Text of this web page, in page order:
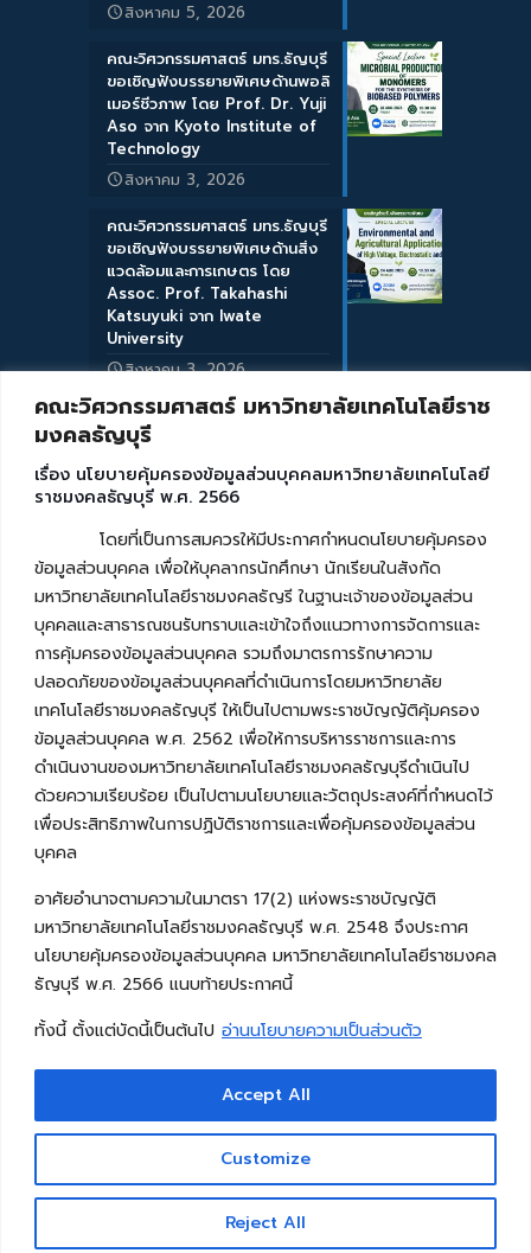
คณะวิศวกรรมศาสตร์ มหาวิทยาลัยเทคโนโลยีราช
มงคลธัญบุรี
เรื่อง นโยบายคุ้มครองข้อมูลส่วนบุคคลมหาวิทยาลัยเทคโนโลยี
ราชมงคลธัญบุรี พ.ศ. 2566
โดยที่เป็นการสมควรให้มีประกาศกำหนดนโยบายคุ้มครอง
ข้อมูลส่วนบุคคล เพื่อให้บุคลากรนักศึกษา นักเรียนในสังกัด
มหาวิทยาลัยเทคโนโลยีราชมงคลธัญรี ในฐานะเจ้าของข้อมูลส่วน
บุคคลและสาธารณชนรับทราบและเข้าใจถึงแนวทางการจัดการและ
การคุ้มครองข้อมูลส่วนบุคคล รวมถึงมาตรการรักษาความ
ปลอดภัยของข้อมูลส่วนบุคคลที่ดำเนินการโดยมหาวิทยาลัย
เทคโนโลยีราชมงคลธัญบุรี ให้เป็นไปตามพระราชบัญญัติคุ้มครอง
ข้อมูลส่วนบุคคล พ.ศ. 2562 เพื่อให้การบริหารราชการและการ
ดำเนินงานของมหาวิทยาลัยเทคโนโลยีราชมงคลธัญบุรีดำเนินไป
ด้วยความเรียบร้อย เป็นไปตามนโยบายและวัตถุประสงค์ที่กำหนดไว้
เพื่อประสิทธิภาพในการปฏิบัติราชการและเพื่อคุ้มครองข้อมูลส่วน
บุคคล
อาศัยอำนาจตามความในมาตรา 17(2) แห่งพระราชบัญญัติ
มหาวิทยาลัยเทคโนโลยีราชมงคลธัญบุรี พ.ศ. 2548 จึงประกาศ
นโยบายคุ้มครองข้อมูลส่วนบุคคล มหาวิทยาลัยเทคโนโลยีราชมงคล
ธัญบุรี พ.ศ. 2566 แนบท้ายประกาศนี้
ทั้งนี้ ตั้งแต่บัดนี้เป็นต้นไป อ่านนโยบายความเป็นส่วนตัว
Customize
Reject All
Accept All
สิงหาคม 5, 2026
คณะวิศวกรรมศาสตร์ มทร.ธัญบุรี
ขอเชิญฟังบรรยายพิเศษด้านพอลิ
เมอร์ชีวภาพ โดย Prof. Dr. Yuji
Aso จาก Kyoto Institute of
Technology
สิงหาคม 3, 2026
คณะวิศวกรรมศาสตร์ มทร.ธัญบุรี
ขอเชิญฟังบรรยายพิเศษด้านสิ่ง
แวดล้อมและการเกษตร โดย
Assoc. Prof. Takahashi
Katsuyuki จาก Iwate
University
สิงหาคม 3, 2026
Copyright © 2026 คณะวิศวกรรมศาสตร์ มหาวิทยาลัย
เทคโนโลยีราชมงคลธัญบุรี